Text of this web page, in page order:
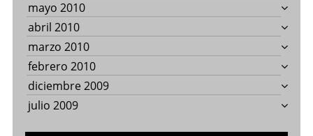
mayo 2010
abril 2010
marzo 2010
febrero 2010
diciembre 2009
julio 2009